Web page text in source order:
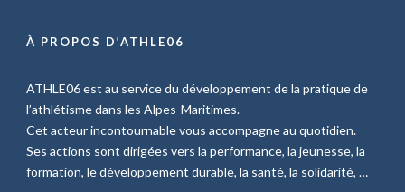
À PROPOS D’ATHLE06
ATHLE06 est au service du développement de la pratique de
l’athlétisme dans les Alpes-Maritimes.
Cet acteur incontournable vous accompagne au quotidien.
Ses actions sont dirigées vers la performance, la jeunesse, la
formation, le développement durable, la santé, la solidarité, …